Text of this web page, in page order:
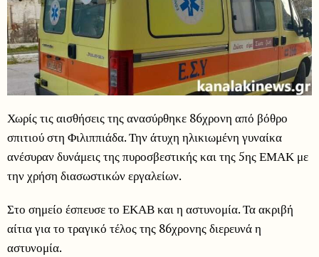
Χωρίς τις αισθήσεις της ανασύρθηκε 86χρονη από βόθρο
σπιτιού στη Φιλιππιάδα. Την άτυχη ηλικιωμένη γυναίκα
ανέσυραν δυνάμεις της πυροσβεστικής και της 5ης ΕΜΑΚ με
την χρήση διασωστικών εργαλείων.
Στο σημείο έσπευσε το ΕΚΑΒ και η αστυνομία. Τα ακριβή
αίτια για το τραγικό τέλος της 86χρονης διερευνά η
αστυνομία.